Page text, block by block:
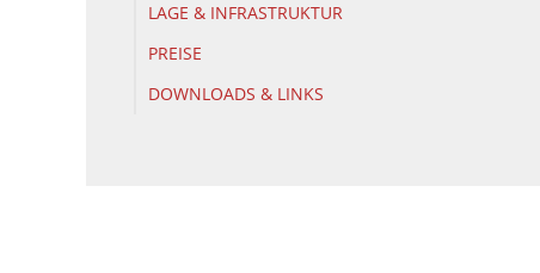
LAGE & INFRASTRUKTUR
PREISE
DOWNLOADS & LINKS